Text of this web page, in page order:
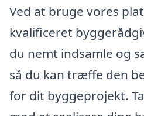
Ved at bruge vores
kvalificeret
du nemt indsamle og
så du kan træffe den
for dit byggeprojekt.